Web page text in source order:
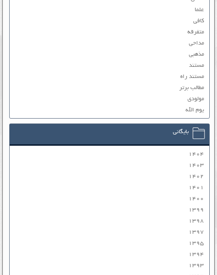
علما
کافی
متفرقه
مداحی
مذهبی
مستند
مستند راه
مطالب برتر
مولودی
یوم الله
بایگانی
۱۴۰۴
۱۴۰۳
۱۴۰۲
۱۴۰۱
۱۴۰۰
۱۳۹۹
۱۳۹۸
۱۳۹۷
۱۳۹۵
۱۳۹۴
۱۳۹۳